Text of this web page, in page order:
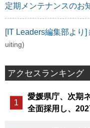
定期メンテナンスのお
[IT Leaders編集部より
uiting)
アクセスランキング
愛媛県庁、次期
全面採用し、